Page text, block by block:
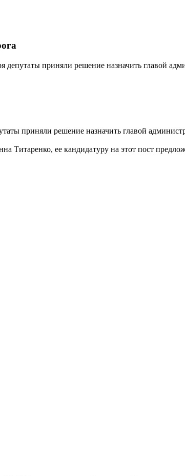
депутаты приняли решение назначить главой
приняли решение назначить главой
Титаренко, ее кандидатуру на этот пост